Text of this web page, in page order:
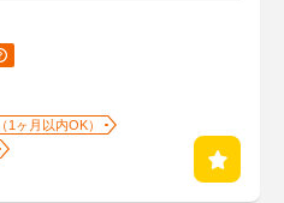
1ヶ月以内OK）